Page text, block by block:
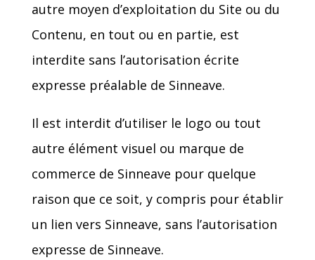
autre moyen d’exploitation du Site ou du
Contenu, en tout ou en partie, est
interdite sans l’autorisation écrite
expresse préalable de Sinneave.
Il est interdit d’utiliser le logo ou tout
autre élément visuel ou marque de
commerce de Sinneave pour quelque
raison que ce soit, y compris pour établir
un lien vers Sinneave, sans l’autorisation
expresse de Sinneave.